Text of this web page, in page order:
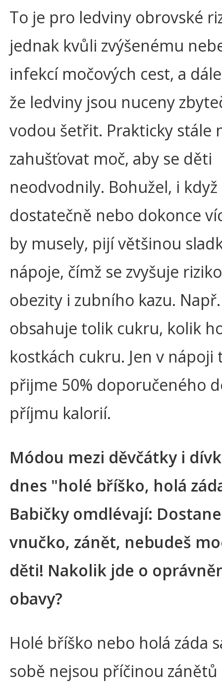
To je pro ledviny obrovské
jednak kvůli zvýšenému
infekcí močových cest, a
že ledviny jsou nuceny
vodou šetřit. Prakticky stále
zahušťovat moč, aby se děti
neodvodnily. Bohužel, i
dostatečně nebo dokonce
by musely, pijí většinou
nápoje, čímž se zvyšuje
obezity i zubního kazu.
obsahuje tolik cukru, kolik
kostkách cukru. Jen v nápoji
přijme 50% doporučeného
příjmu kalorií.
Módou mezi děvčátky i
dnes "holé bříško, holá
Babičky omdlévají:
vnučko, zánět, nebudeš
děti! Nakolik jde o
obavy?
Holé bříško nebo holá záda
sobě nejsou příčinou zánětů